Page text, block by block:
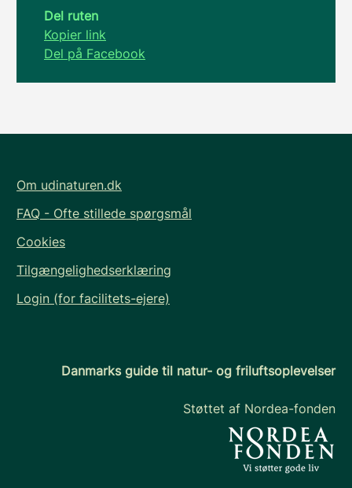
Del ruten
Kopier link
Del på Facebook
Om udinaturen.dk
FAQ - Ofte stillede spørgsmål
Cookies
Tilgængelighedserklæring
Login (for facilitets-ejere)
Danmarks guide til natur- og friluftsoplevelser
Støttet af Nordea-fonden